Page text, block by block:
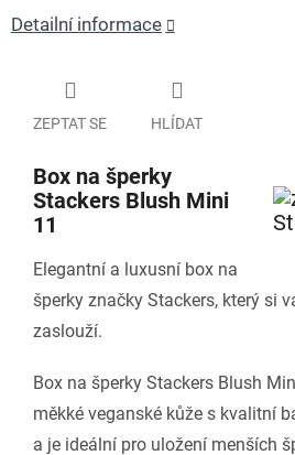
Detailní informace
ZEPTAT SE HLÍDAT
Box na šperky
Stackers Blush Mini
11
Elegantní a luxusní box na
šperky značky Stackers, který si
zaslouží.
Box na šperky Stackers Blush
měkké veganské kůže s kvalitní
a je ideální pro uložení menších